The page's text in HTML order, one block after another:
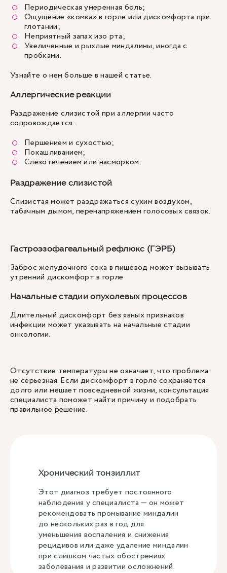
Периодическая умеренная боль;
Ощущение «комка» в горле или дискомфорта при
глотании;
Неприятный запах изо рта;
Увеличенные и рыхлые миндалины, иногда с
пробками.
Узнайте о нем больше в нашей статье.
Аллергические реакции
Раздражение слизистой при аллергии часто
сопровождается:
Першением и сухостью;
Покашливанием;
Слезотечением или насморком.
Раздражение слизистой
Слизистая может раздражаться сухим воздухом,
табачным дымом, перенапряжением голосовых связок.
Гастроэзофагеальный рефлюкс (ГЭРБ)
Заброс желудочного сока в пищевод может вызывать
утренний дискомфорт в горле
Начальные стадии опухолевых процессов
Длительный дискомфорт без явных признаков
инфекции может указывать на начальные стадии
онкологии.
Отсутствие температуры не означает, что проблема
не серьезная. Если дискомфорт в горле сохраняется
долго или мешает повседневной жизни, консультация
специалиста поможет найти причину и подобрать
правильное решение.
Хронический тонзиллит
Этот диагноз требует постоянного
наблюдения у специалиста — он может
рекомендовать промывание миндалин
до нескольких раз в год для
уменьшения воспаления и снижения
рецидивов или даже удаление миндалин
при слишком частых обострениях
заболевания и развитии осложнений.